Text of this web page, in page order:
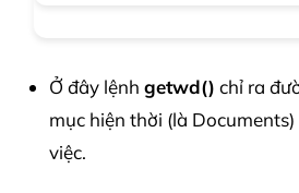
Ở đây lệnhgetwd() chỉ ra
mục hiện thời (là
việc.